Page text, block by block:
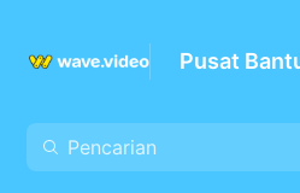
Pusat